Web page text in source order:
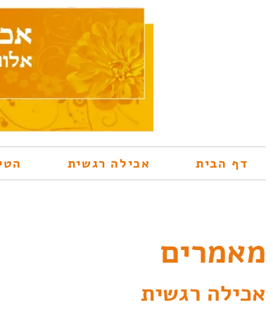
דף הבית אכילה רגשית
מאמרים
אכילה רגשית